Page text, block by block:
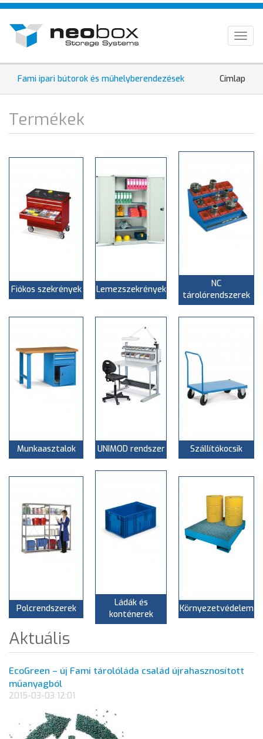
Ugrás
tartalomra
EN
Fami ipari bútorok és műhelyberendezések
hely
Címlap
Termékek
Fiókos szekrények Lemezszekrények
NC
tárolórendszerek
Munkaasztalok UNIMOD rendszer Szállítókocsik
Polcrendszerek
Ládák és
konténerek
Környezetvédelem
Aktuális
EcoGreen – új Fami tárolóláda család újrahasznosított
műanyagból
2015-03-03 12:01